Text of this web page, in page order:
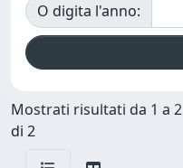
O digita l'anno:
Mostrati risultati da 1 a 2
di 2